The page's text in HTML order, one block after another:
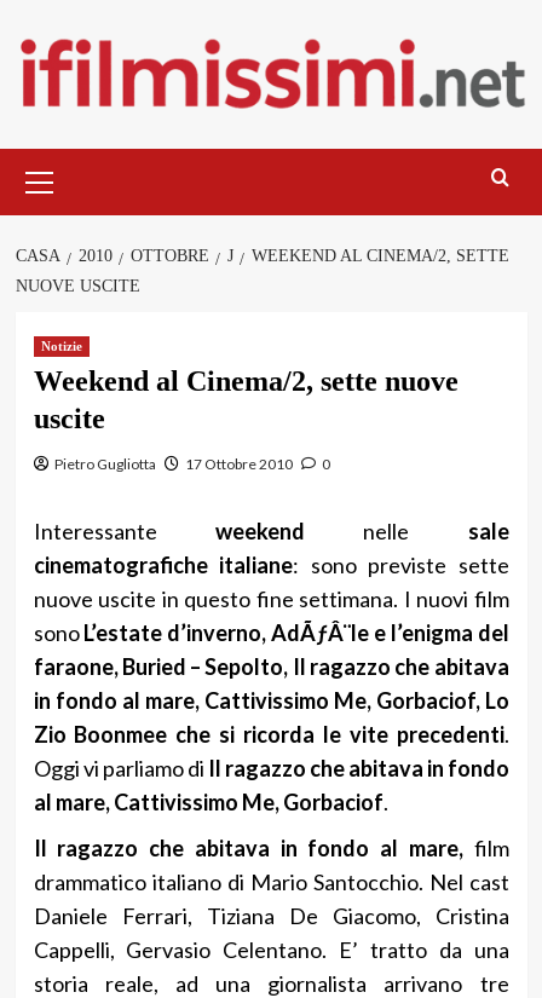
contenuto
principale
CASA 2010 OTTOBRE J
WEEKEND AL CINEMA/2, SETTE
NUOVE USCITE
Notizie
Weekend al Cinema/2, sette nuove
uscite
Pietro Gugliotta 17 Ottobre 2010 0
Interessante weekend nelle sale
cinematografiche italiane: sono previste sette
nuove uscite in questo fine settimana. I nuovi film
sonoL’estate d’inverno, AdÃƒÂ¨le e l’enigma del
faraone, Buried – Sepolto, Il ragazzo che abitava
in fondo al mare, Cattivissimo Me, Gorbaciof, Lo
Zio Boonmee che si ricorda le vite precedenti.
Oggi vi parliamo di Il ragazzo che abitava in fondo
al mare, Cattivissimo Me, Gorbaciof.
Il ragazzo che abitava in fondo al mare,film
drammatico italiano di Mario Santocchio. Nel cast
Daniele Ferrari, Tiziana De Giacomo, Cristina
Cappelli, Gervasio Celentano. E’ tratto da una
storia reale, ad una giornalista arrivano tre